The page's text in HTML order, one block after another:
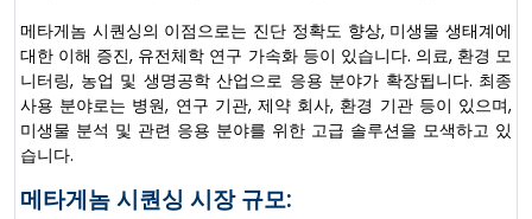
메타게놈 시퀀싱의 이점으로는 진단 정확도 향상, 미생물 생태계에
대한 이해 증진, 유전체학 연구 가속화 등이 있습니다. 의료, 환경 모
니터링, 농업 및 생명공학 산업으로 응용 분야가 확장됩니다. 최종
사용 분야로는 병원, 연구 기관, 제약 회사, 환경 기관 등이 있으며,
미생물 분석 및 관련 응용 분야를 위한 고급 솔루션을 모색하고 있
습니다.
메타게놈 시퀀싱 시장 규모: